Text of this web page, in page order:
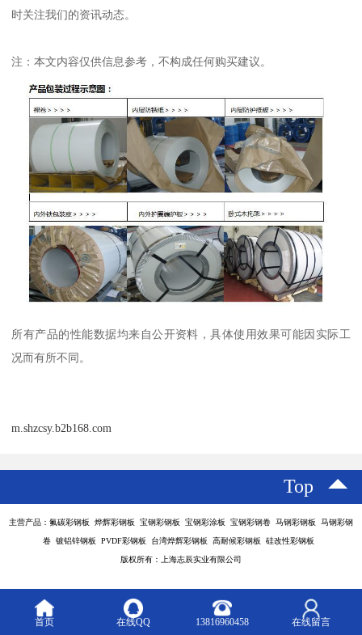
时关注我们的资讯动态。
注：本文内容仅供信息参考，不构成任何购买建议。
所有产品的性能数据均来自公开资料，具体使用效果可能因实际工
况而有所不同。
m.shzcsy.b2b168.com
Top
主营产品：氟碳彩钢板 烨辉彩钢板 宝钢彩钢板 宝钢彩涂板 宝钢彩钢卷 马钢彩钢板 马钢彩钢
卷 镀铝锌钢板 PVDF彩钢板 台湾烨辉彩钢板 高耐候彩钢板 硅改性彩钢板
版权所有：上海志辰实业有限公司
首页 在线QQ 13816960458 在线留言